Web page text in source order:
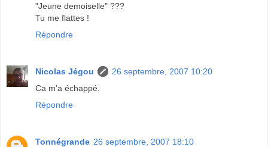
"Jeune demoiselle" ???
Tu me flattes !
Répondre
Nicolas Jégou
26 septembre, 2007 10:20
Ca m'a échappé.
Répondre
Tonnégrande 26 septembre, 2007 18:10